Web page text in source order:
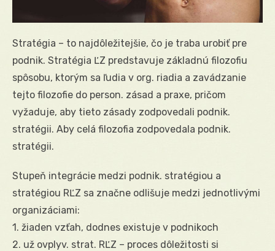
Stratégia – to najdôležitejšie, čo je traba urobiť pre
podnik. Stratégia ĽZ predstavuje základnú filozofiu
spôsobu, ktorým sa ľudia v org. riadia a zavádzanie
tejto filozofie do person. zásad a praxe, pričom
vyžaduje, aby tieto zásady zodpovedali podnik.
stratégii. Aby celá filozofia zodpovedala podnik.
stratégii.
Stupeň integrácie medzi podnik. stratégiou a
stratégiou RĽZ sa značne odlišuje medzi jednotlivými
organizáciami:
1. žiaden vzťah, dodnes existuje v podnikoch
2. už ovplyv. strat. RĽZ – proces dôležitosti si